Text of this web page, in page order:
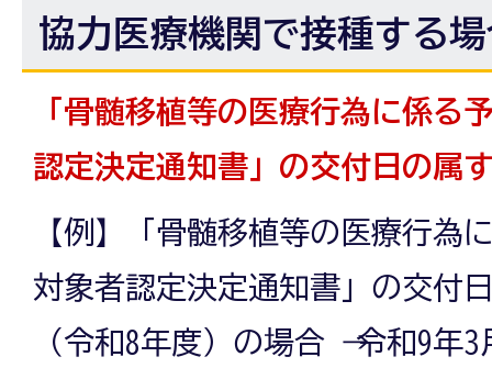
協力医療機関で接種する
「骨髄移植等の医療行為に係る
認定決定通知書」の交付日の属
【例】「骨髄移植等の医療行為
対象者認定決定通知書」の交付
（令和8年度）の場合 → 令和9年